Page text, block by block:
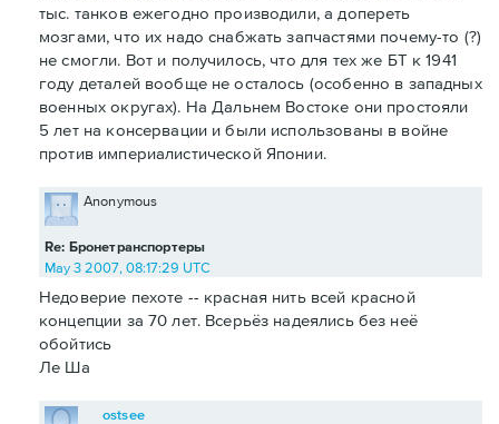
тыс. танков ежегодно производили, а допереть
мозгами, что их надо снабжать запчастями почему-то (?)
не смогли. Вот и получилось, что для тех же БТ к 1941
году деталей вообще не осталось (особенно в западных
военных округах). На Дальнем Востоке они простояли
5 лет на консервации и были использованы в войне
против империалистической Японии.
Re: Бронетранспортеры
Anonymous
May 3 2007, 08:17:29 UTC
Недоверие пехоте -- красная нить всей красной
концепции за 70 лет. Всерьёз надеялись без неё
обойтись
Ле Ша
ostsee